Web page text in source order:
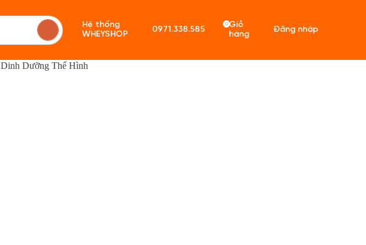
Hệ thống
WHEYSHOP
0971.338.585
0Giỏ
hàng
Đăng nhập
Dinh Dưỡng Thể Hình